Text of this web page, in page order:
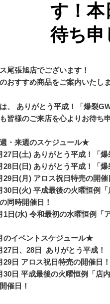
す！本
待ち申
尾張旭店でございます！
おすすめ商品をご案内いたしま
、 ありがとう平成！「爆裂
皆様のご来店を心よりお待ち
・来週のスケジュール★
27日(土) ありがとう平成！「
28日(日) ありがとう平成！「
29日(月) アロス祝日特売の開催
30日(火) 平成最後の火曜恒例
の同時開催日！
1日(水) 令和最初の水曜恒例「
月のイベン
27日、28日 ありがとう平成
29日 アロス祝日特売の開催日！
30日 平成最後の火曜恒例「店
催日！